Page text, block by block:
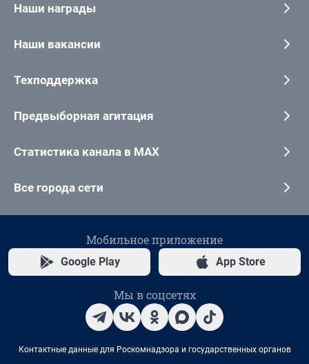
Наши награды
Наши вакансии
Техподдержка
Предвыборная агитация
Статистика канала в MAX
Все города сети
Мобильное приложение
Google Play App Store
Мы в соцсетях
Контактные данные для Роскомнадзора и государственных органов